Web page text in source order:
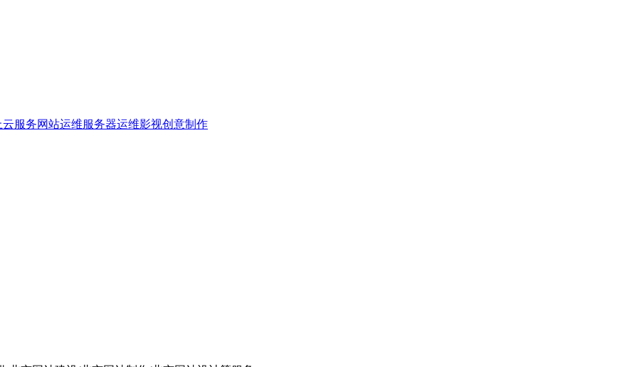
云服务网站运维服务器运维影视创意制作